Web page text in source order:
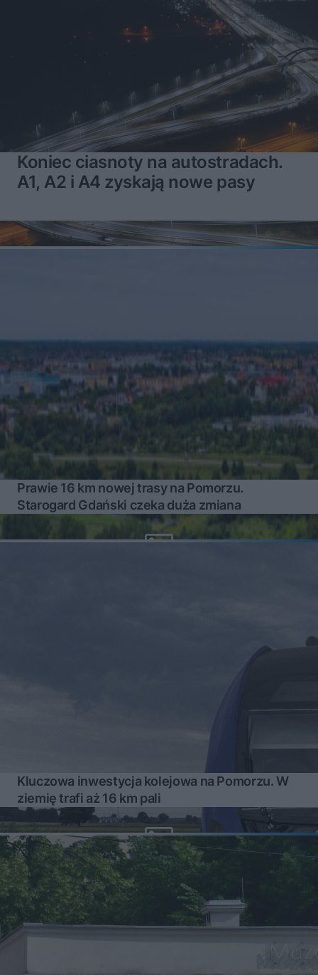
Koniec ciasnoty na autostradach.
A1, A2 i A4 zyskają nowe pasy
Prawie 16 km nowej trasy na Pomorzu.
Starogard Gdański czeka duża zmiana
Kluczowa inwestycja kolejowa na Pomorzu. W
ziemię trafi aż 16 km pali